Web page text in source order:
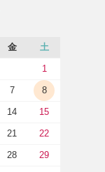
金 土
1
7 8
14 15
21 22
28 29